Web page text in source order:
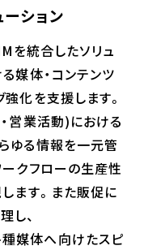
ション
を統合したソリュ
媒体・コンテンツ
化を支援します。
営業活動)における
ゆる情報を一元管
クフローの生産性
ます。また販促に
し、
媒体へ向けたスピ